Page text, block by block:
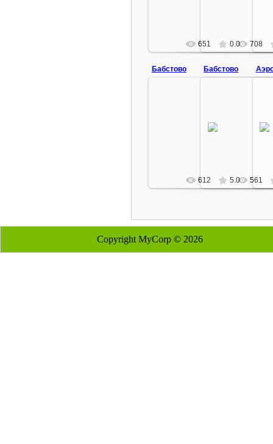
651 0.0 708
Бабстово
старое фото
612 5.0
Бабстово
старое
561
Copyright MyCorp © 2026